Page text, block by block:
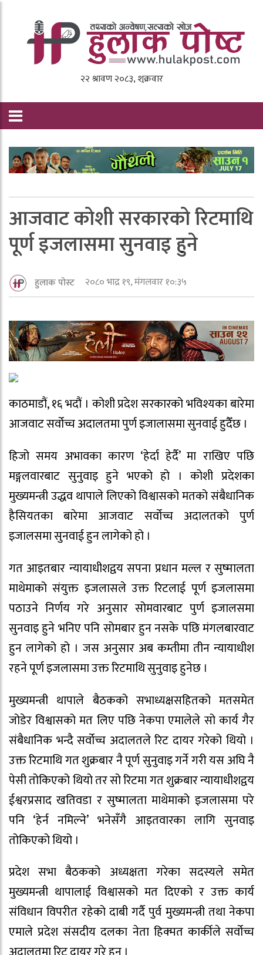
आजवाट कोशी सरकारको रिटमाथि
पूर्ण इजलासमा सुनवाइ हुने
हुलाक पोस्ट २०८० भाद्र १९, मंगलवार १०:३५
काठमाडौं, १६ भदौं । कोशी प्रदेश सरकारको भविश्यका बारेमा
आजवाट सर्वोच्च अदालतमा पुर्ण इजालासमा सुनवाई हुदैँछ ।
हिजो समय अभावका कारण ‘हेर्दा हेर्दै’ मा राखिए पछि
मङ्गलवारबाट सुनुवाइ हुने भएको हो । कोशी प्रदेशका
मुख्यमन्त्री उद्धव थापाले लिएको विश्वासको मतको संबैधानिक
हैसियतका बारेमा आजवाट सर्वोच्च अदालतको पुर्ण
इजालसमा सुनवाई हुन लागेको हो ।
गत आइतबार न्यायाधीशद्वय सपना प्रधान मल्ल र सुष्मालता
माथेमाको संयुक्त इजलासले उक्त रिटलाई पूर्ण इजलासमा
पठाउने निर्णय गरे अनुसार सोमवारबाट पुर्ण इजालसमा
सुनवाइ हुने भनिए पनि सोमबार हुन नसके पछि मंगलबारवाट
हुन लागेको हो । जस अनुसार अब कम्तीमा तीन न्यायाधीश
रहने पूर्ण इजलासमा उक्त रिटमाथि सुनुवाइ हुनेछ ।
मुख्यमन्त्री थापाले बैठकको सभाध्यक्षसहितको मतसमेत
जोडेर विश्वासको मत लिए पछि नेकपा एमालेले सो कार्य गैर
संबैधानिक भन्दै सर्वोच्च अदालतले रिट दायर गरेको थियो ।
उक्त रिटमाथि गत शुक्रबार नै पूर्ण सुनुवाइ गर्ने गरी यस अघि नै
पेसी तोकिएको थियो तर सो रिटमा गत शुक्रबार न्यायाधीशद्वय
ईश्वरप्रसाद खतिवडा र सुष्मालता माथेमाको इजलासमा परे
पनि ‘हेर्न नमिल्ने’ भनेसँगै आइतवारका लागि सुनवाइ
तोकिएको थियो ।
प्रदेश सभा बैठकको अध्यक्षता गरेका सदस्यले समेत
मुख्यमन्त्री थापालाई विश्वासको मत दिएको र उक्त कार्य
संविधान विपरीत रहेको दाबी गर्दै पुर्व मुख्यमन्त्री तथा नेकपा
एमाले प्रदेश संसदीय दलका नेता हिक्मत कार्कीले सर्वोच्च